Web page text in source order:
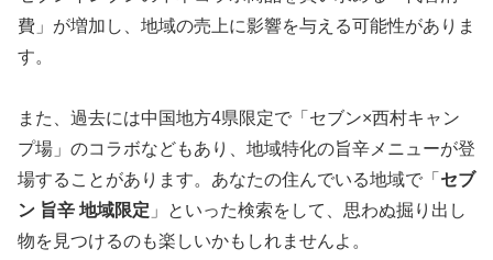
費」が増加し、地域の売上に影響を与える可能性がありま
す。
また、過去には中国地方4県限定で「セブン×西村キャン
プ場」のコラボなどもあり、地域特化の旨辛メニューが登
場することがあります。あなたの住んでいる地域で「 セブ
ン 旨辛 地域限定 」といった検索をして、 思わぬ掘り出し
物を見つけるのも楽しいかもしれませんよ。